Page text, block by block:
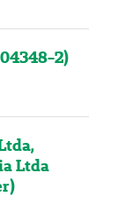
2)
Ltda